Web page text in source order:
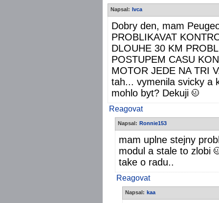
Napsal: Ivca
Dobry den, mam
PROBLIKAVAT
DLOUHE 30 KM
POSTUPEM CASU
MOTOR JEDE NA TRI
tah... vymenila svicky a
mohlo byt? Dekuji
Reagovat
Napsal: Ronnie153
mam uplne stejny
modul a stale to zlobi
take o radu..
Reagovat
Napsal: kaa